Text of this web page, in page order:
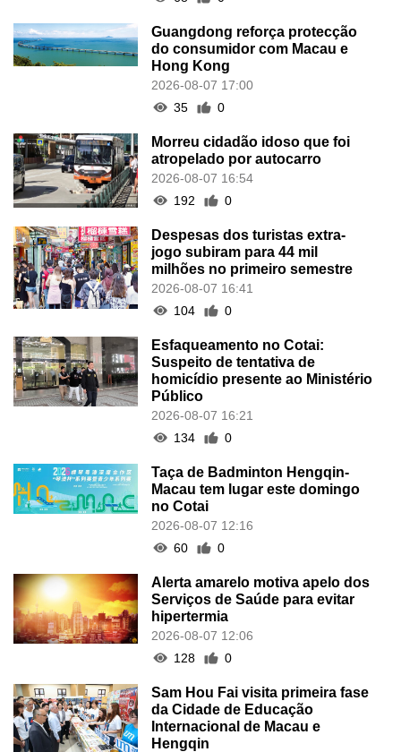
Guangdong reforça protecção
do consumidor com Macau e
Hong Kong
2026-08-07 17:00
35
0
Morreu cidadão idoso que foi
atropelado por autocarro
2026-08-07 16:54
192
0
Despesas dos turistas extra-
jogo subiram para 44 mil
milhões no primeiro semestre
2026-08-07 16:41
104
0
Esfaqueamento no Cotai:
Suspeito de tentativa de
homicídio presente ao Ministério
Público
2026-08-07 16:21
134
0
Taça de Badminton Hengqin-
Macau tem lugar este domingo
no Cotai
2026-08-07 12:16
60
0
Alerta amarelo motiva apelo dos
Serviços de Saúde para evitar
hipertermia
2026-08-07 12:06
128
0
Sam Hou Fai visita primeira fase
da Cidade de Educação
Internacional de Macau e
Hengqin